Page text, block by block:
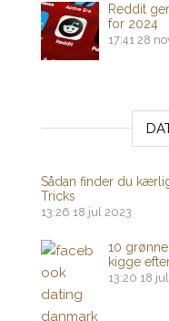
Reddit
for 2024
17:41 28
Sådan finder du
Tricks
13:26 18 jul 2023
10
kigge
13:20 18